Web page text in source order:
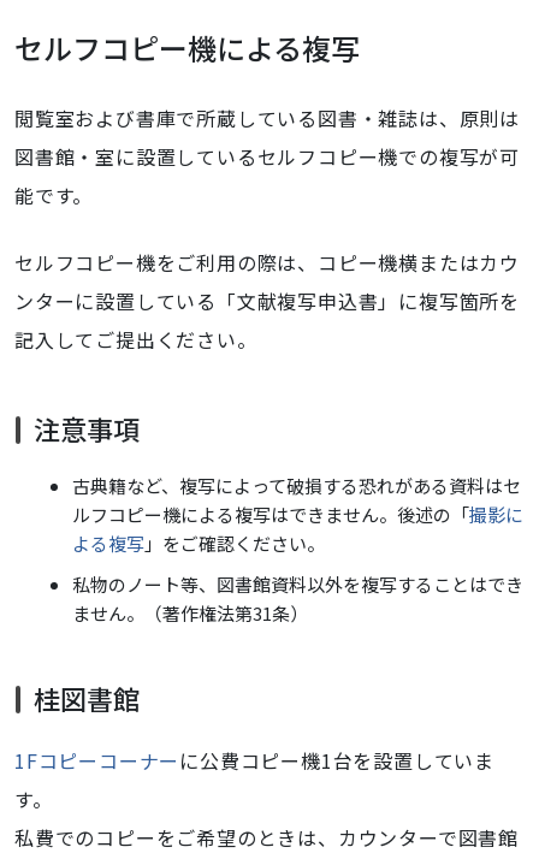
セルフコピー機による複写
閲覧室および書庫で所蔵している図書・雑誌は、原則は
図書館・室に設置しているセルフコピー機での複写が可
能です。
セルフコピー機をご利用の際は、コピー機横またはカウ
ンターに設置している「文献複写申込書」に複写箇所を
記入してご提出ください。
注意事項
古典籍など、複写によって破損する恐れがある資料はセ
ルフコピー機による複写はできません。後述の「撮影に
よる複写」をご確認ください。
私物のノート等、図書館資料以外を複写することはでき
ません。（著作権法第31条）
桂図書館
1Fコピーコーナー に公費コピー機1台を設置していま
す。
私費でのコピーをご希望のときは、カウンターで図書館